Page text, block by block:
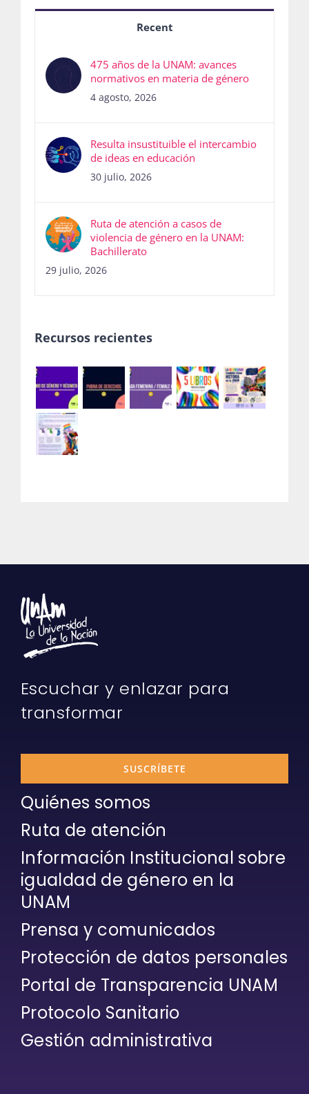
Recent
475 años de la UNAM: avances
normativos en materia de género
4 agosto, 2026
Resulta insustituible el intercambio
de ideas en educación
30 julio, 2026
Ruta de atención a casos de
violencia de género en la UNAM:
Bachillerato
29 julio, 2026
Recursos recientes
Escuchar y enlazar para
transformar
SUSCRÍBETE
Quiénes somos
Ruta de atención
Información Institucional sobre
igualdad de género en la
UNAM
Prensa y comunicados
Protección de datos personales
Portal de Transparencia UNAM
Protocolo Sanitario
Gestión administrativa